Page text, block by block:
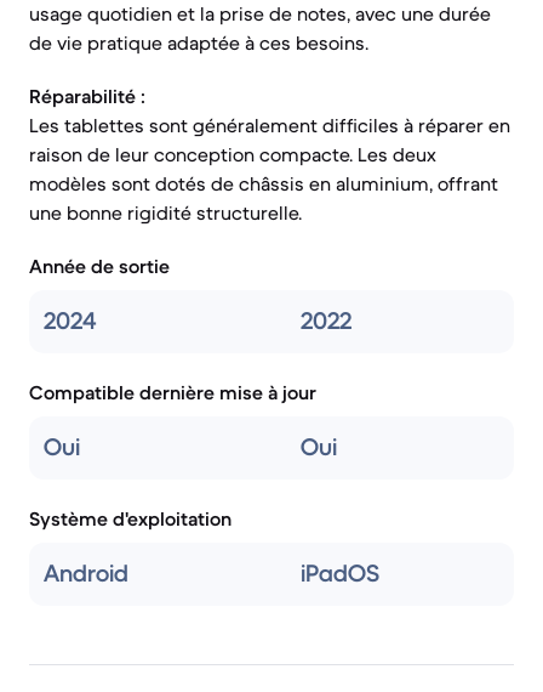
usage quotidien et la prise de notes, avec une durée
de vie pratique adaptée à ces besoins.
Réparabilité :
Les tablettes sont généralement difficiles à réparer en
raison de leur conception compacte. Les deux
modèles sont dotés de châssis en aluminium, offrant
une bonne rigidité structurelle.
Année de sortie
2024 2022
Compatible dernière mise à jour
Oui Oui
Système d'exploitation
Android iPadOS